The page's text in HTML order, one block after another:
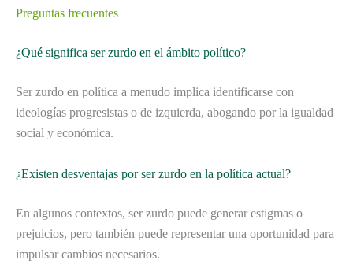
Preguntas frecuentes
¿Qué significa ser zurdo en el ámbito político?
Ser zurdo en política a menudo implica identificarse con
ideologías progresistas o de izquierda, abogando por la igualdad
social y económica.
¿Existen desventajas por ser zurdo en la política actual?
En algunos contextos, ser zurdo puede generar estigmas o
prejuicios, pero también puede representar una oportunidad para
impulsar cambios necesarios.